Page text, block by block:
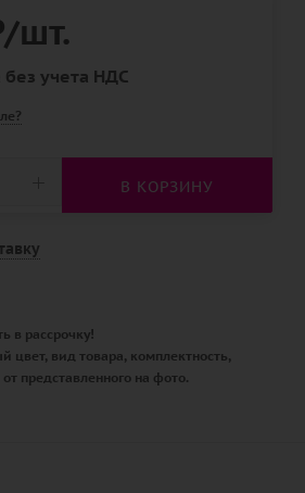
/шт.
без учета НДС
В КОРЗИНУ
в рассрочку!
цвет, вид товара, комплектность,
представленного на фото.